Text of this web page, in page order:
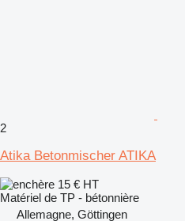
2
Atika Betonmischer ATIKA
15 € HT
Matériel de TP - bétonnière
Allemagne, Göttingen